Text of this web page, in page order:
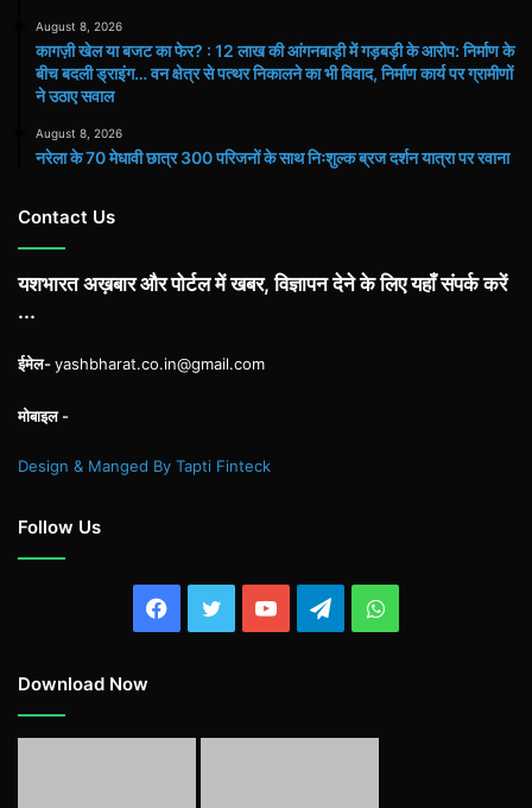
August 8, 2026
कागज़ी खेल या बजट का फेर? : 12 लाख की आंगनबाड़ी में गड़बड़ी के आरोप: निर्माण के
बीच बदली ड्राइंग… वन क्षेत्र से पत्थर निकालने का भी विवाद, निर्माण कार्य पर ग्रामीणों
ने उठाए सवाल
August 8, 2026
नरेला के 70 मेधावी छात्र 300 परिजनों के साथ निःशुल्क ब्रज दर्शन यात्रा पर रवाना
Contact Us
यशभारत अख़बार और पोर्टल में खबर, विज्ञापन देने के लिए यहाँ संपर्क करें
...
ईमेल-yashbharat.co.in@gmail.com
मोबाइल -
Design & Manged By Tapti Finteck
Follow Us
Facebook
TwitterYouTubeTelegramWhatsApp
Download Now